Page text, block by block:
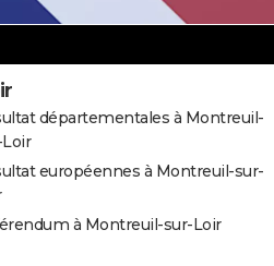
départementales à Montreuil-
européennes à Montreuil-sur-
à Montreuil-sur-Loir